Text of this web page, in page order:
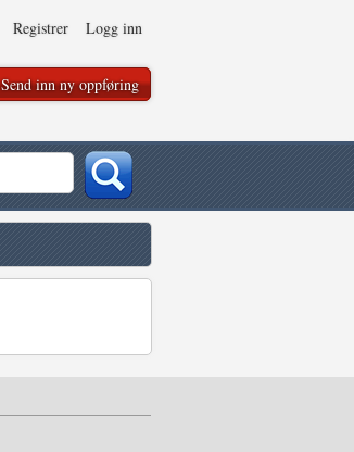
Registrer Logg inn
Send inn ny oppføring